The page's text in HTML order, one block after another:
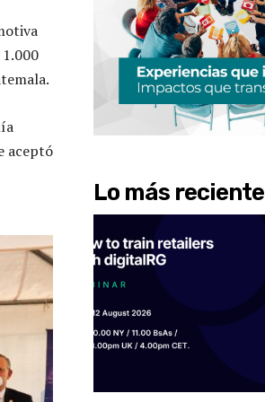
aceptó
Lo más reciente